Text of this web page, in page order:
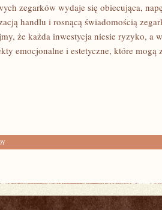
zegarków wydaje się obiecująca,
handlu i rosnącą świadomością
że każda inwestycja niesie ryzyko, a
emocjonalne i estetyczne, które mogą